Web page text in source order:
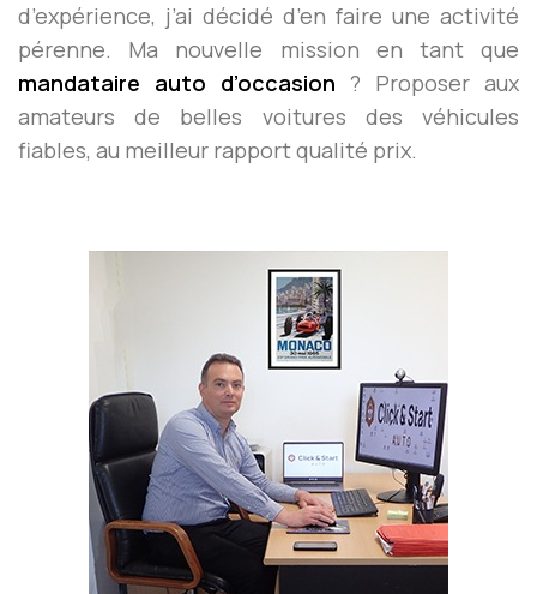
d’expérience, j’ai décidé d’en faire une activité
pérenne. Ma nouvelle mission en tant que
mandataire auto d’occasion ? Proposer aux
amateurs de belles voitures des véhicules
fiables, au meilleur rapport qualité prix.